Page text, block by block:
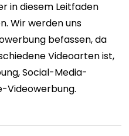
in diesem Leitfaden
Wir werden uns
befassen, da
Videoarten ist,
Social-Media-
Videowerbung.